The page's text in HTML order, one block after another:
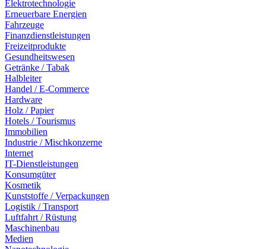
Elektrotechnologie
Erneuerbare Energien
Fahrzeuge
Finanzdienstleistungen
Freizeitprodukte
Gesundheitswesen
Getränke / Tabak
Halbleiter
Handel / E-Commerce
Hardware
Holz / Papier
Hotels / Tourismus
Immobilien
Industrie / Mischkonzerne
Internet
IT-Dienstleistungen
Konsumgüter
Kosmetik
Kunststoffe / Verpackungen
Logistik / Transport
Luftfahrt / Rüstung
Maschinenbau
Medien